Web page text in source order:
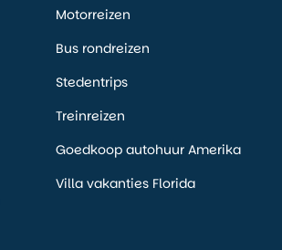
Motorreizen
Bus rondreizen
Stedentrips
Treinreizen
Goedkoop autohuur Amerika
Villa vakanties Florida